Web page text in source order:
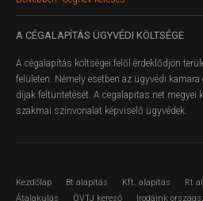
A CÉGALAPÍTÁS ÜGYVÉDI KÖLTSÉGE
A cégalapítás költségei felől érdeklődjön
felületen. Némely esetben az ügyvédi
díjak feltüntetését. A cegalapitas.net megyei
szakmai színvonalat képviselő ügyvédek.
Kezdőlap Bt alapítás Kft. alapítás Rt
Átalakulás
ÖVTJ kereső Irodáink